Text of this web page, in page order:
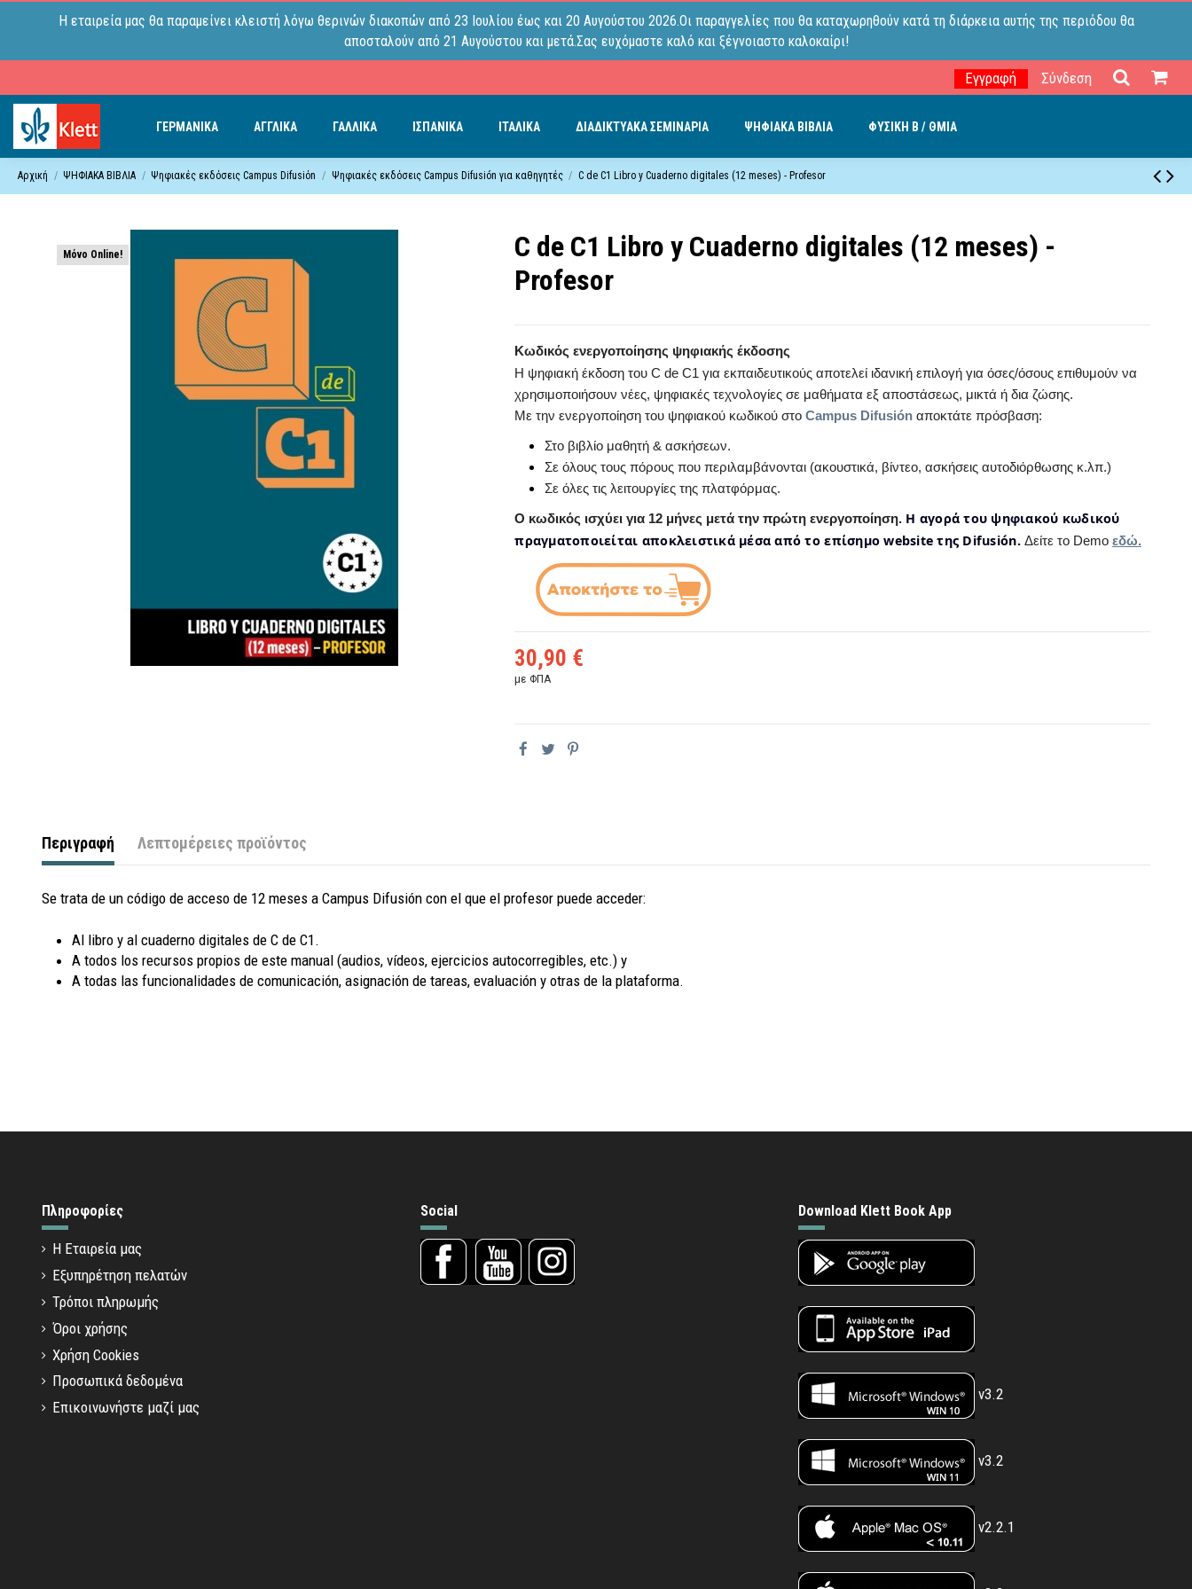
Η εταιρεία μας θα παραμείνει κλειστή λόγω θερινών διακοπών από 23 Ιουλίου έως και 20 Αυγούστου 2026.Οι παραγγελίες που θα καταχωρηθούν κατά τη διάρκεια αυτής της περιόδου θα
αποσταλούν από 21 Αυγούστου και μετά.Σας ευχόμαστε καλό και ξέγνοιαστο καλοκαίρι!
Εγγραφή Σύνδεση
ΓΕΡΜΑΝΙΚΑ ΑΓΓΛΙΚΑ ΓΑΛΛΙΚΑ ΙΣΠΑΝΙΚΑ ΙΤΑΛΙΚΑ ΔΙΑΔΙΚΤΥΑΚΑ ΣΕΜΙΝΑΡΙΑ ΨΗΦΙΑΚΑ ΒΙΒΛΙΑ ΦΥΣΙΚΗ B / ΘΜΙΑ
Αρχική ΨΗΦΙΑΚΑ ΒΙΒΛΙΑ Ψηφιακές εκδόσεις Campus Difusiόn Ψηφιακές εκδόσεις Campus Difusión για καθηγητές C de C1 Libro y Cuaderno digitales (12 meses) - Profesor
Μόνο Online!
C de C1 Libro y Cuaderno digitales (12 meses) -
Profesor
Κωδικός ενεργοποίησης ψηφιακής έκδοσης
Η ψηφιακή έκδοση του C de C1 για εκπαιδευτικούς αποτελεί ιδανική επιλογή για όσες/όσους επιθυμούν να
χρησιμοποιήσουν νέες, ψηφιακές τεχνολογίες σε μαθήματα εξ αποστάσεως, μικτά ή δια ζώσης.
Με την ενεργοποίηση του ψηφιακού κωδικού στοCampus Difusión αποκτάτε πρόσβαση:
Στο βιβλίο μαθητή & ασκήσεων.
Σε όλους τους πόρους που περιλαμβάνονται (ακουστικά, βίντεο, ασκήσεις αυτοδιόρθωσης κ.λπ.)
Σε όλες τις λειτουργίες της πλατφόρμας.
Ο κωδικός ισχύει για 12 μήνες μετά την πρώτη ενεργοποίηση. H αγορά του ψηφιακού κωδικού
πραγματοποιείται αποκλειστικά μέσα από το επίσημο website της Difusión. Δείτε το Demo εδώ.
30,90 €
με ΦΠΑ
Περιγραφή Λεπτομέρειες προϊόντος
Se trata de un código de acceso de 12 meses a Campus Difusión con el que el profesor puede acceder:
Al libro y al cuaderno digitales de C de C1.
A todos los recursos propios de este manual (audios, vídeos, ejercicios autocorregibles, etc.) y
A todas las funcionalidades de comunicación, asignación de tareas, evaluación y otras de la plataforma.
Πληροφορίες
Η Εταιρεία μας
Εξυπηρέτηση πελατών
Τρόποι πληρωμής
Όροι χρήσης
Χρήση Cookies
Προσωπικά δεδομένα
Επικοινωνήστε μαζί μας
Social Download Klett Book App
v3.2
v3.2
v2.2.1